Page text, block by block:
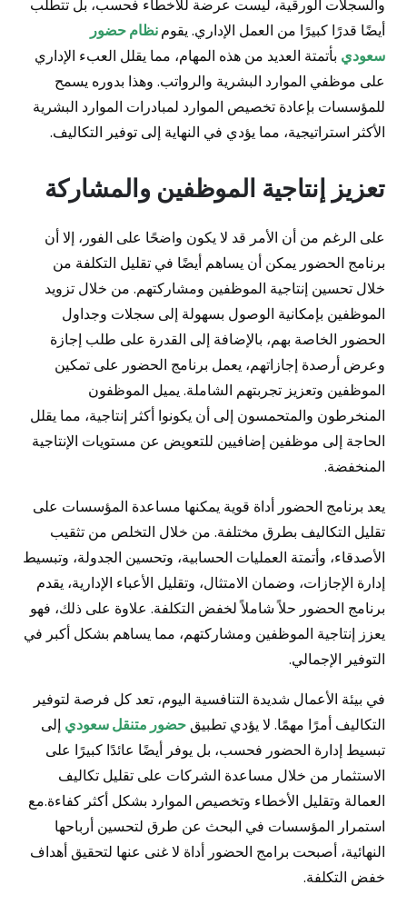
والسجلات الورقية، ليست عرضة للأخطاء فحسب، بل تتطلب
أيضًا قدرًا كبيرًا من العمل الإداري. يقومنظام حضور
سعودي بأتمتة العديد من هذه المهام، مما يقلل العبء الإداري
على موظفي الموارد البشرية والرواتب. وهذا بدوره يسمح
للمؤسسات بإعادة تخصيص الموارد لمبادرات الموارد البشرية
الأكثر استراتيجية، مما يؤدي في النهاية إلى توفير التكاليف.
تعزيز إنتاجية الموظفين والمشاركة
على الرغم من أن الأمر قد لا يكون واضحًا على الفور، إلا أن
برنامج الحضور يمكن أن يساهم أيضًا في تقليل التكلفة من
خلال تحسين إنتاجية الموظفين ومشاركتهم. من خلال تزويد
الموظفين بإمكانية الوصول بسهولة إلى سجلات وجداول
الحضور الخاصة بهم، بالإضافة إلى القدرة على طلب إجازة
وعرض أرصدة إجازاتهم، يعمل برنامج الحضور على تمكين
الموظفين وتعزيز تجربتهم الشاملة. يميل الموظفون
المنخرطون والمتحمسون إلى أن يكونوا أكثر إنتاجية، مما يقلل
الحاجة إلى موظفين إضافيين للتعويض عن مستويات الإنتاجية
المنخفضة.
يعد برنامج الحضور أداة قوية يمكنها مساعدة المؤسسات على
تقليل التكاليف بطرق مختلفة. من خلال التخلص من تثقيب
الأصدقاء، وأتمتة العمليات الحسابية، وتحسين الجدولة، وتبسيط
إدارة الإجازات، وضمان الامتثال، وتقليل الأعباء الإدارية، يقدم
برنامج الحضور حلاً شاملاً لخفض التكلفة. علاوة على ذلك، فهو
يعزز إنتاجية الموظفين ومشاركتهم، مما يساهم بشكل أكبر في
التوفير الإجمالي.
في بيئة الأعمال شديدة التنافسية اليوم، تعد كل فرصة لتوفير
التكاليف أمرًا مهمًا. لا يؤدي تطبيقحضور متنقل سعودي إلى
تبسيط إدارة الحضور فحسب، بل يوفر أيضًا عائدًا كبيرًا على
الاستثمار من خلال مساعدة الشركات على تقليل تكاليف
العمالة وتقليل الأخطاء وتخصيص الموارد بشكل أكثر كفاءة.مع
استمرار المؤسسات في البحث عن طرق لتحسين أرباحها
النهائية، أصبحت برامج الحضور أداة لا غنى عنها لتحقيق أهداف
خفض التكلفة.